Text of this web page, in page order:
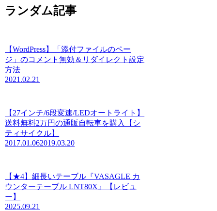
ランダム記事
【WordPress】「添付ファイルのペー
ジ」のコメント無効＆リダイレクト設定
方法
2021.02.21
【27インチ/6段変速/LEDオートライト】
送料無料2万円の通販自転車を購入【シ
ティサイクル】
2017.01.062019.03.20
【★4】細長いテーブル『VASAGLE カ
ウンターテーブル LNT80X』【レビュ
ー】
2025.09.21